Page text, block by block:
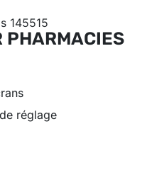
PHARMACIES
réglage